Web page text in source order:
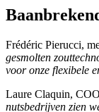
Frédéric Pierucci,
gesmolten
voor onze flexibele
Laure Claquin,
nutsbedrijven zien